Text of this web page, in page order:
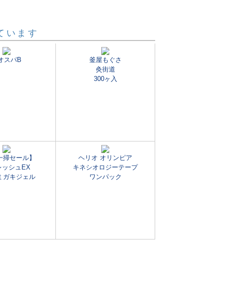
います
スパB
釜屋もぐさ
灸街道
300ヶ入
掃セール】
ッシュEX
ガキジェル
ヘリオ オリンピア
キネシオロジーテープ
ワンパック